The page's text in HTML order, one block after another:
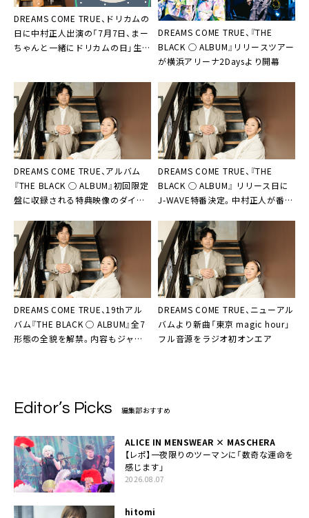
DREAMS COME TRUE、ドリカムの
日に中村正人出演の「7月7日、まー
ちゃんと一緒にドリカムの日」生配
DREAMS COME TRUE、『THE
BLACK ◯ ALBUM』リリースツアー
が横浜アリーナ2Daysより開幕
DREAMS COME TRUE、アルバム
『THE BLACK ◯ ALBUM』初回限定
盤に収録される特典映像のダイジ
DREAMS COME TRUE、『THE
BLACK ◯ ALBUM』 リリース日に
J-WAVE特番決定。中村正人が番組
DREAMS COME TRUE、19thアル
バム『THE BLACK ◯ ALBUM』全7
形態の全貌を解禁。内容もジャケ
DREAMS COME TRUE、ニューアル
バムより新曲「東京 magic hour」
フル音源をラジオ初オンエア
Editor’s Picks 編集部おすすめ
ALICE IN MENSWEAR × MASCHERA
【レポ】一夜限りのツーマンに「数奇な運命を
感じます」
2026.08.07
hitomi